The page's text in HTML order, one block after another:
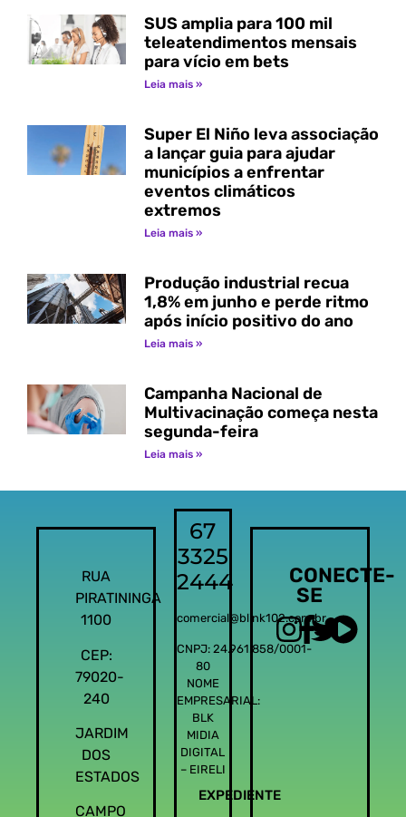
SUS amplia para 100 mil
teleatendimentos mensais
para vício em bets
Leia mais »
Super El Niño leva associação
a lançar guia para ajudar
municípios a enfrentar
eventos climáticos
extremos
Leia mais »
Produção industrial recua
1,8% em junho e perde ritmo
após início positivo do ano
Leia mais »
Campanha Nacional de
Multivacinação começa nesta
segunda-feira
Leia mais »
RUA
PIRATININGA
1100
CEP:
79020-
240
JARDIM
DOS
ESTADOS
CAMPO
67
3325
2444
comercial@blink102.com.br
CNPJ: 24.961.858/0001-
80
NOME
EMPRESARIAL:
BLK
MIDIA
DIGITAL
– EIRELI
EXPEDIENTE
CONECTE-
SE